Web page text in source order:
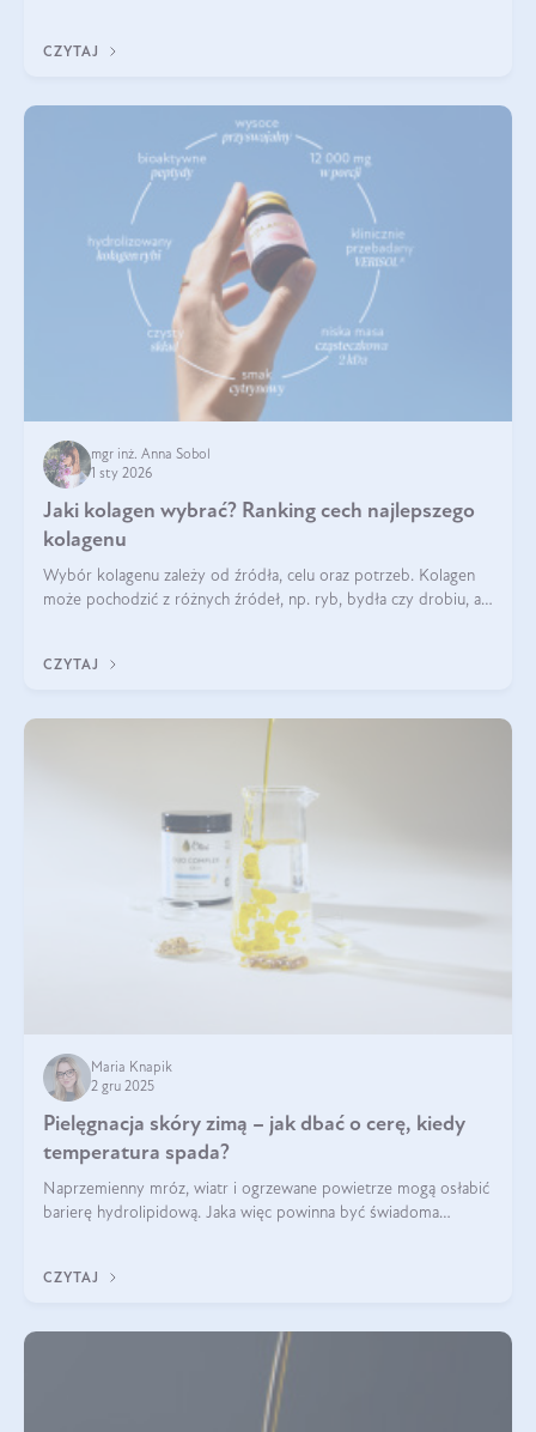
CZYTAJ
mgr inż. Anna Sobol
1 sty 2026
Jaki kolagen wybrać? Ranking cech najlepszego
kolagenu
Wybór kolagenu zależy od źródła, celu oraz potrzeb. Kolagen
może pochodzić z różnych źródeł, np. ryb, bydła czy drobiu, a
bydlęcy.
CZYTAJ
Maria Knapik
2 gru 2025
Pielęgnacja skóry zimą – jak dbać o cerę, kiedy
temperatura spada?
Naprzemienny mróz, wiatr i ogrzewane powietrze mogą osłabić
barierę hydrolipidową. Jaka więc powinna być świadoma
CZYTAJ